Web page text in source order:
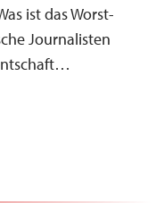
ist das Worst-
Journalisten